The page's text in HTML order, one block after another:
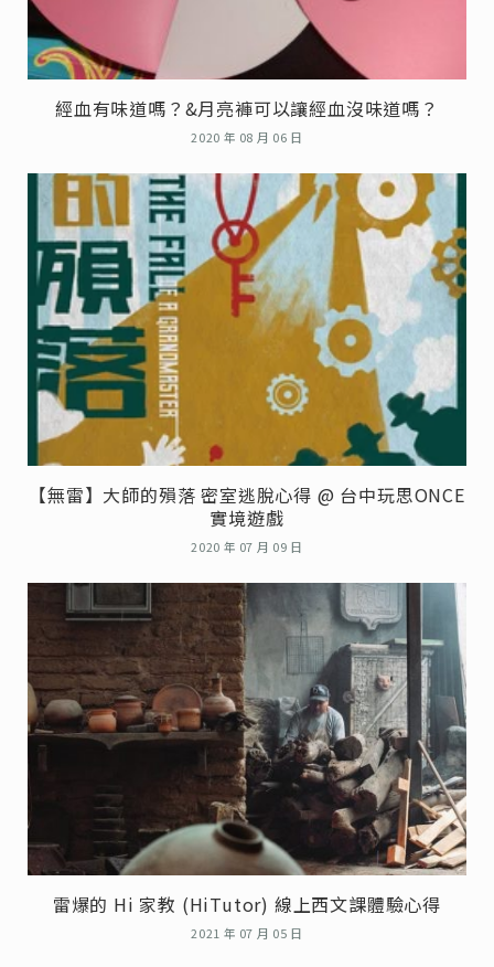
經血有味道嗎？&月亮褲可以讓經血沒味道嗎？
2020 年 08 月 06 日
【無雷】大師的殞落 密室逃脫心得 @ 台中玩思ONCE
實境遊戲
2020 年 07 月 09 日
雷爆的 Hi 家教 (HiTutor) 線上西文課體驗心得
2021 年 07 月 05 日